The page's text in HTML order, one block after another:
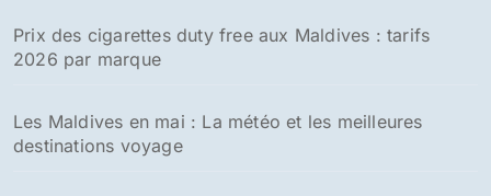
Prix des cigarettes duty free aux Maldives : tarifs
2026 par marque
Les Maldives en mai : La météo et les meilleures
destinations voyage